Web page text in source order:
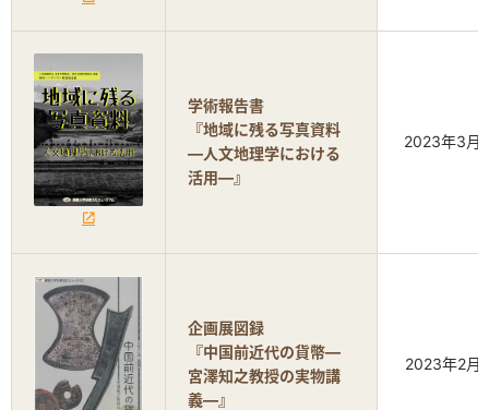
学術報告書
『地域に残る写真資料
―人文地理学における
活用―』
2023年3月
企画展図録
『中国前近代の貨幣―
宮澤知之教授の実物講
義―』
2023年2月